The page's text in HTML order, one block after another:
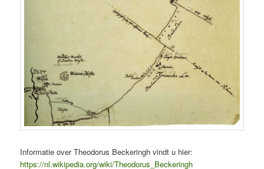
Informatie over Theodorus Beckeringh vindt u hier:
https://nl.wikipedia.org/wiki/Theodorus_Beckeringh